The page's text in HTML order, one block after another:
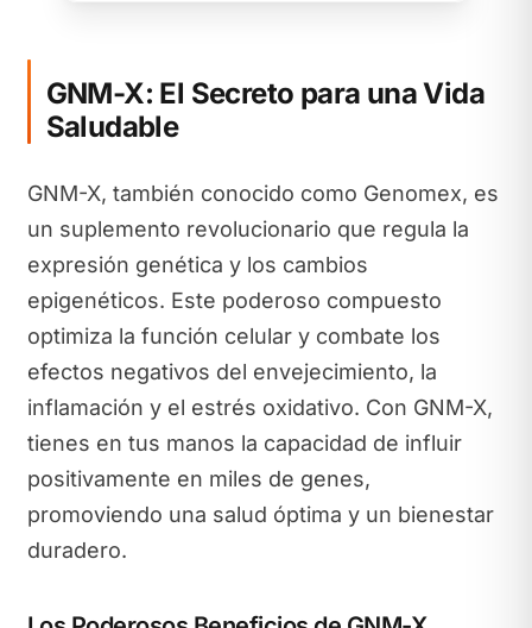
GNM-X: El Secreto para una Vida
Saludable
GNM-X, también conocido como Genomex, es
un suplemento revolucionario que regula la
expresión genética y los cambios
epigenéticos. Este poderoso compuesto
optimiza la función celular y combate los
efectos negativos del envejecimiento, la
inflamación y el estrés oxidativo. Con GNM-X,
tienes en tus manos la capacidad de influir
positivamente en miles de genes,
promoviendo una salud óptima y un bienestar
duradero.